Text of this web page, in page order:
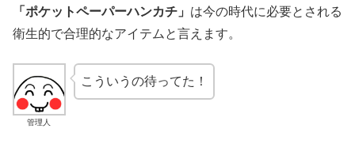
「ポケットペーパーハンカチ」 は今の時代に必要とされる
衛生的で合理的なアイテムと言えます。
管理人
こういうの待ってた！